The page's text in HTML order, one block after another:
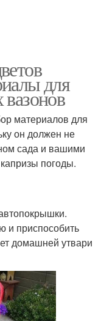
для
материалов для
он должен не
сада и вашими
погоды.
и приспособить
домашней утвари